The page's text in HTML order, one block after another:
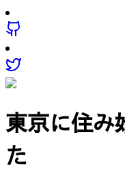
東京に住み
た